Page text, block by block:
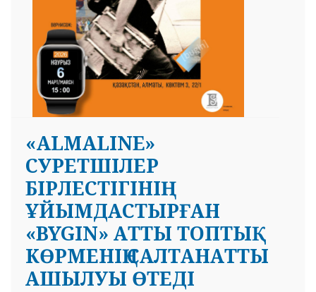
«ALMALINE»
СУРЕТШІЛЕР
БІРЛЕСТІГІНІҢ
ҰЙЫМДАСТЫРҒАН
«BYGIN» АТТЫ ТОПТЫҚ
КӨРМЕНІҢ САЛТАНАТТЫ
АШЫЛУЫ ӨТЕДІ